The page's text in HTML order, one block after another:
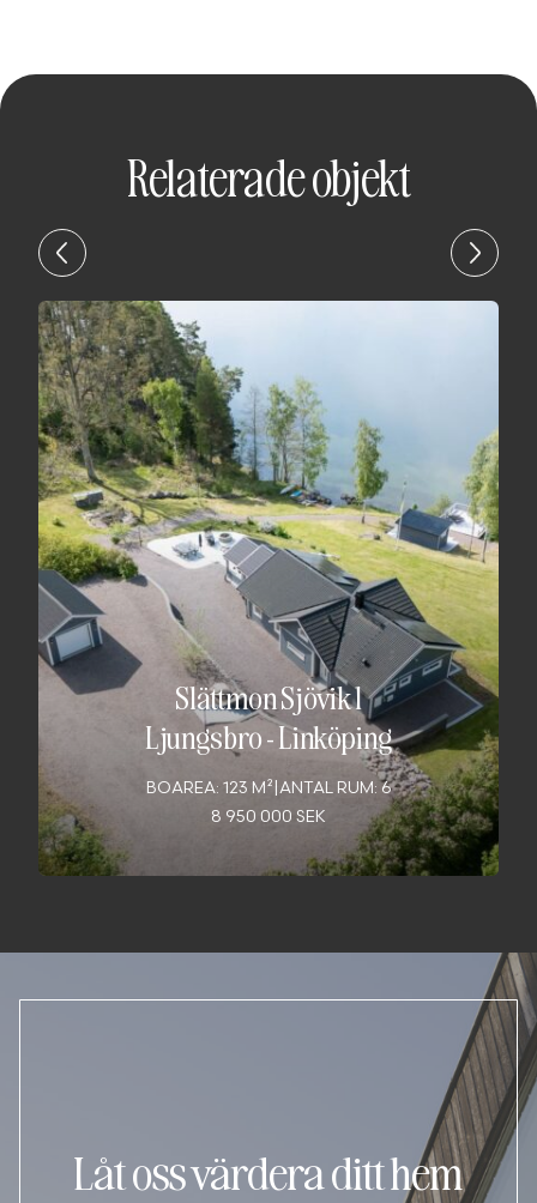
Relaterade objekt
Slättmon Sjövik 1
Ljungsbro-Linköping
BOAREA: 123 M² ANTAL RUM: 6
8 950 000 SEK
Låt oss värdera ditt hem